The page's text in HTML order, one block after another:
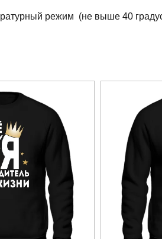
режим (не выше 40